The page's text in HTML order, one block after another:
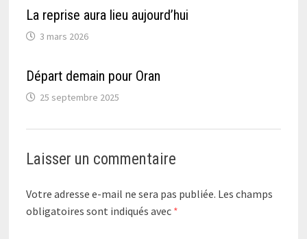
La reprise aura lieu aujourd’hui
3 mars 2026
Départ demain pour Oran
25 septembre 2025
Laisser un commentaire
Votre adresse e-mail ne sera pas publiée. Les champs
obligatoires sont indiqués avec *